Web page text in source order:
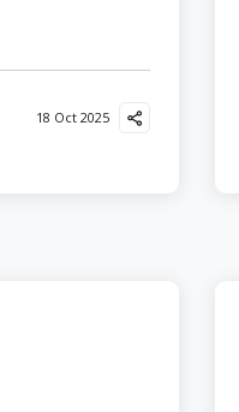
18 Oct 2025